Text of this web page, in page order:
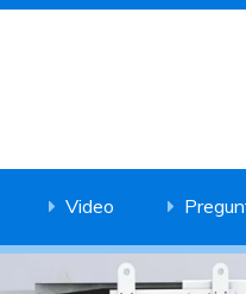
Video